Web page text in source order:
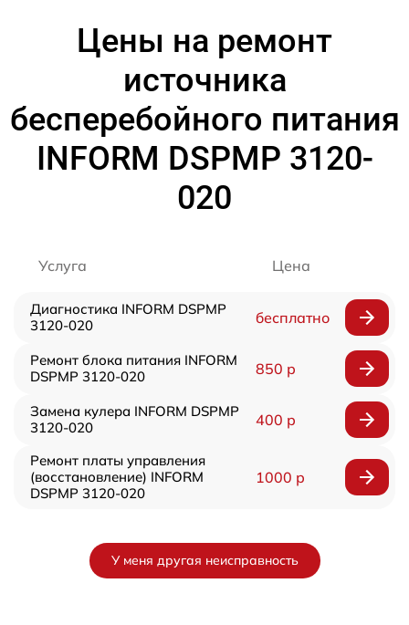
Цены на ремонт
источника
бесперебойного питания
INFORM DSPMP 3120-
020
Услуга Цена
Диагностика INFORM DSPMP
3120-020
бесплатно
Ремонт блока питания INFORM
DSPMP 3120-020
850 р
Замена кулера INFORM DSPMP
3120-020
400 р
Ремонт платы управления
(восстановление) INFORM
DSPMP 3120-020
1000 р
У меня другая неисправность